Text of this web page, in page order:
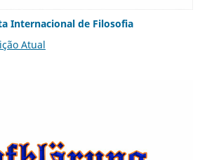
Internacional de Filosofia
Atual